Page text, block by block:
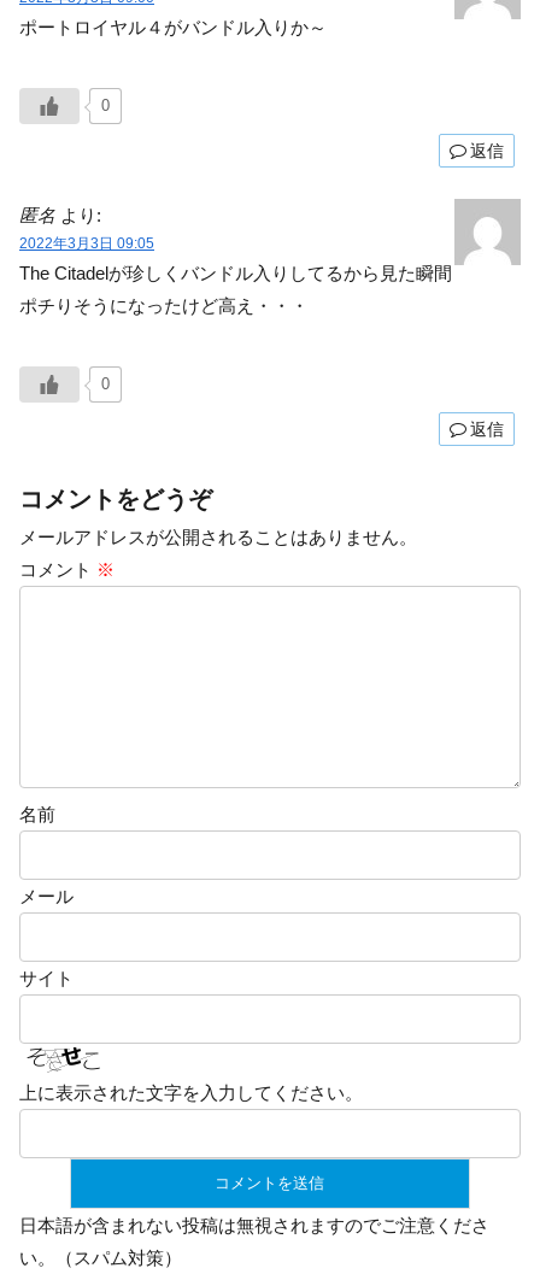
ポートロイヤル４がバンドル入りか～
0
返信
匿名 より:
2022年3月3日 09:05
The Citadelが珍しくバンドル入りしてるから見た瞬間
ポチりそうになったけど高え・・・
0
返信
コメントをどうぞ
メールアドレスが公開されることはありません。
コメント ※
名前
メール
サイト
上に表示された文字を入力してください。
日本語が含まれない投稿は無視されますのでご注意くださ
い。（スパム対策）